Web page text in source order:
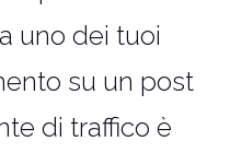
uno dei tuoi
su un post
di traffico è